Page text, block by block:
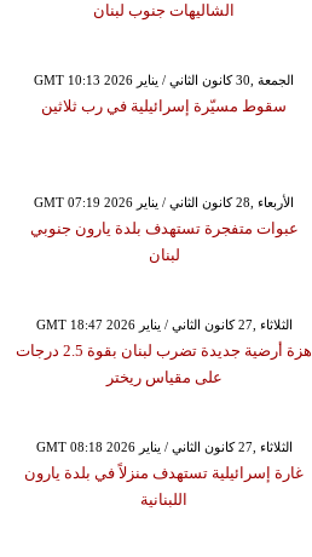
الشاليهات جنوب لبنان
GMT 10:13 2026 الجمعة ,30 كانون الثاني / يناير
سقوط مسيّرة إسرائيلية في رب ثلاثين
GMT 07:19 2026 الأربعاء ,28 كانون الثاني / يناير
عبوات متفجرة تستهدف بلدة يارون جنوبي
لبنان
GMT 18:47 2026 الثلاثاء ,27 كانون الثاني / يناير
هزة أرضية جديدة تضرب لبنان بقوة 2.5 درجات
على مقياس ريختر
GMT 08:18 2026 الثلاثاء ,27 كانون الثاني / يناير
غارة إسرائيلية تستهدف منزلاً في بلدة يارون
اللبنانية